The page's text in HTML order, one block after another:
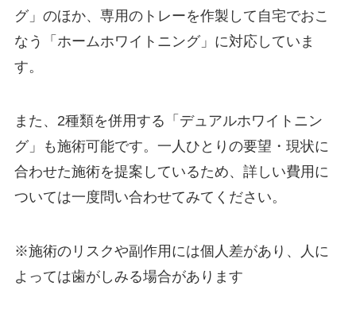
グ」のほか、専用のトレーを作製して自宅でおこ
なう「ホームホワイトニング」に対応していま
す。
また、2種類を併用する「デュアルホワイトニン
グ」も施術可能です。一人ひとりの要望・現状に
合わせた施術を提案しているため、詳しい費用に
ついては一度問い合わせてみてください。
※施術のリスクや副作用には個人差があり、人に
よっては歯がしみる場合があります